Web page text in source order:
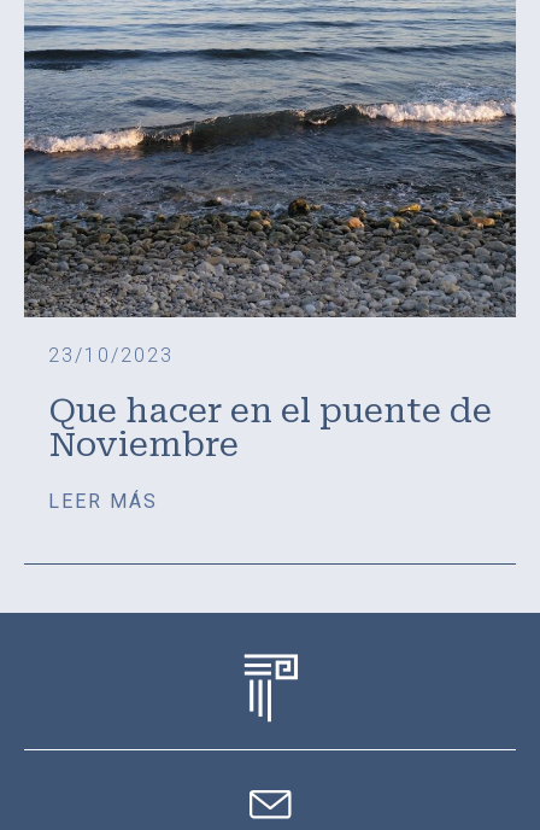
23/10/2023
Que hacer en el puente de
Noviembre
LEER MÁS